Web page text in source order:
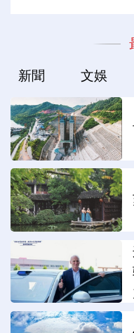
新聞 文娛